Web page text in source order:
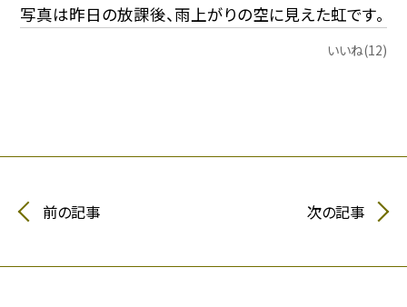
写真は昨日の放課後、雨上がりの空に見えた虹です。
いいね(12)
前の記事 次の記事